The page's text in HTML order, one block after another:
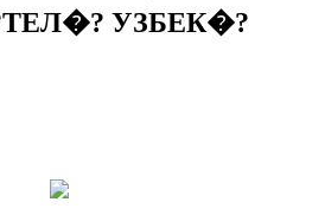
УЗБЕК�?